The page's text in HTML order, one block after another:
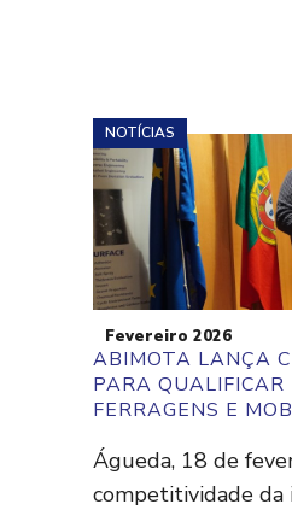
Fevereiro 2026
NOTÍCIAS
ABIMOTA LANÇA
PARA
FERRAGENS E
Águeda, 18 de
competitividade da